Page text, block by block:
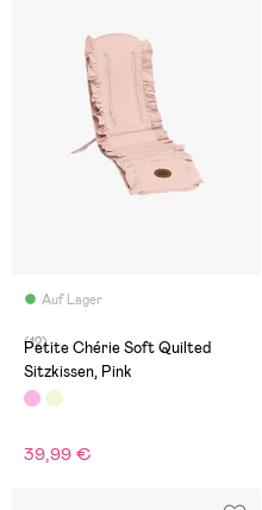
Auf Lager
(12)
Petite Chérie Soft Quilted
Sitzkissen, Pink
39,99 €